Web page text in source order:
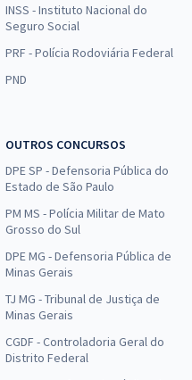
INSS - Instituto Nacional do
Seguro Social
PRF - Polícia Rodoviária Federal
PND
OUTROS CONCURSOS
DPE SP - Defensoria Pública do
Estado de São Paulo
PM MS - Polícia Militar de Mato
Grosso do Sul
DPE MG - Defensoria Pública de
Minas Gerais
TJ MG - Tribunal de Justiça de
Minas Gerais
CGDF - Controladoria Geral do
Distrito Federal